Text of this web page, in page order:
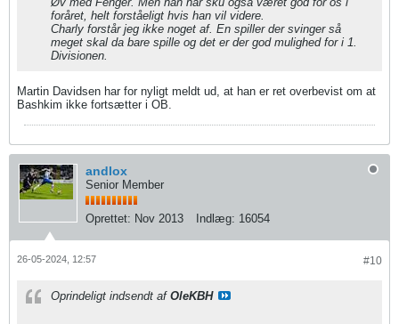
foråret, helt forståeligt hvis han vil videre.
Charly forstår jeg ikke noget af. En spiller der svinger så
meget skal da bare spille og det er der god mulighed for i 1.
Divisionen.
Martin Davidsen har for nyligt meldt ud, at han er ret overbevist om at
Bashkim ikke fortsætter i OB.
andlox
Senior Member
Oprettet: Nov 2013 Indlæg: 16054
#10
26-05-2024, 12:57
Oprindeligt indsendt af OleKBH